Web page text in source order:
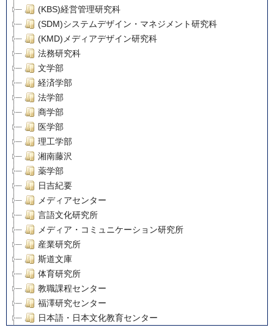
(KBS)経営管理研究科
(SDM)システムデザイン・マネジメント研究科
(KMD)メディアデザイン研究科
法務研究科
文学部
経済学部
法学部
商学部
医学部
理工学部
湘南藤沢
薬学部
日吉紀要
メディアセンター
言語文化研究所
メディア・コミュニケーション研究所
産業研究所
斯道文庫
体育研究所
教職課程センター
福澤研究センター
日本語・日本文化教育センター